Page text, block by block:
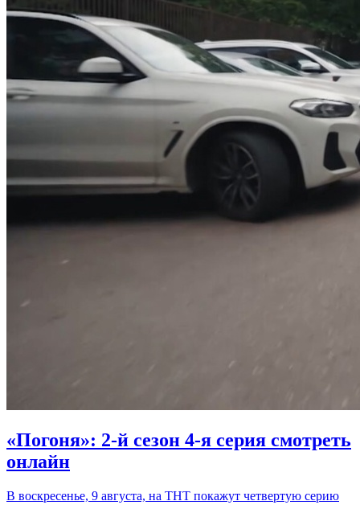
«Погоня»: 2-й сезон 4-я серия смотреть
онлайн
В воскресенье, 9 августа, на ТНТ покажут четвертую серию